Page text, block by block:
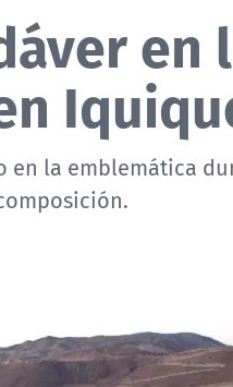
en
la emblemática